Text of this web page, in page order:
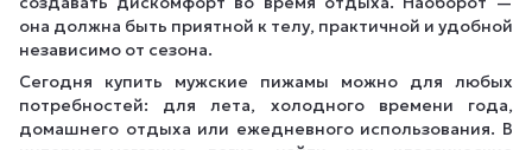
она должна быть приятной к телу, практичной и удобной
независимо от сезона.
Сегодня купить мужские пижамы можно для любых
потребностей: для лета, холодного времени года,
домашнего отдыха или ежедневного использования. В